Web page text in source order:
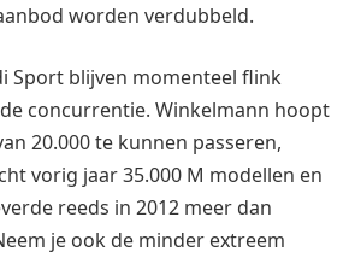
worden verdubbeld.
Sport blijven momenteel flink
concurrentie. Winkelmann hoopt
20.000 te kunnen passeren,
vorig jaar 35.000 M modellen en
reeds in 2012 meer dan
je ook de minder extreem